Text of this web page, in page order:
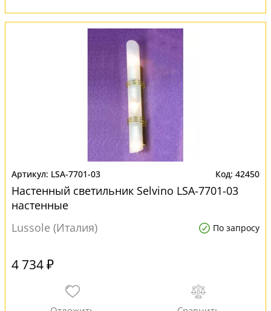
LSA-7701-03 42450
Настенный светильник Selvino LSA-7701-03
настенные
Lussole (Италия)
По запросу
4 734 ₽